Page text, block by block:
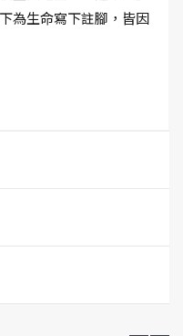
為生命寫下註腳，皆因